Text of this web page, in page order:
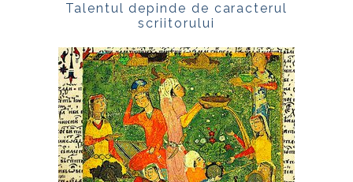
Talentul depinde de caracterul
scriitorului